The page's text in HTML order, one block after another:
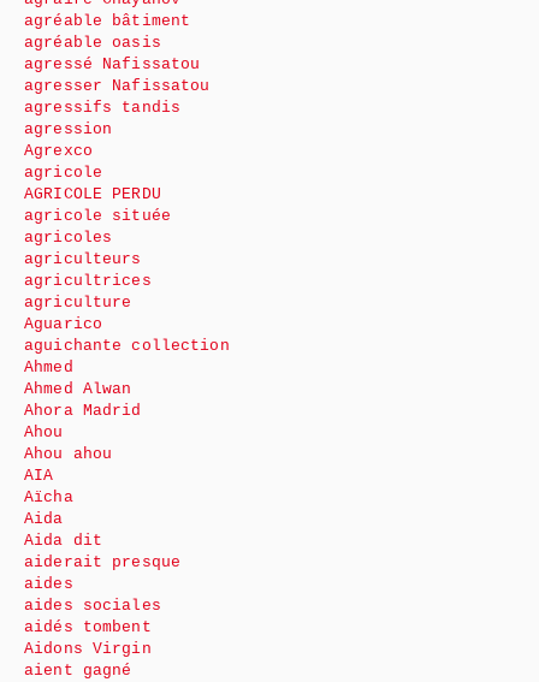
agréable bâtiment
agréable oasis
agressé Nafissatou
agresser Nafissatou
agressifs tandis
agression
Agrexco
agricole
AGRICOLE PERDU
agricole située
agricoles
agriculteurs
agricultrices
agriculture
Aguarico
aguichante collection
Ahmed
Ahmed Alwan
Ahora Madrid
Ahou
Ahou ahou
AIA
Aïcha
Aida
Aida dit
aiderait presque
aides
aides sociales
aidés tombent
Aidons Virgin
aient gagné